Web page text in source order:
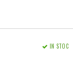
IN STOC